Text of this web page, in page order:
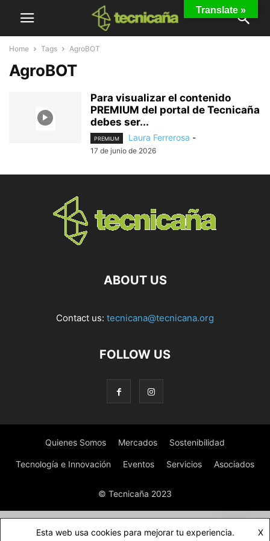
Home Tags AgroBOT
AgroBOT
Para visualizar el contenido
PREMIUM del portal de Tecnicaña
debes ser...
PREMIUM Laura Ferrerosa -
17 de junio de 2026
ABOUT US
Contact us: tecnicana@tecnicana.org
FOLLOW US
Quienes Somos Mercados Sostenibilidad
Tecnología e Innovación Eventos Servicios Asociados
© Tecnicaña 2023
Translate »
Esta web usa cookies para mejorar tu experiencia.
X